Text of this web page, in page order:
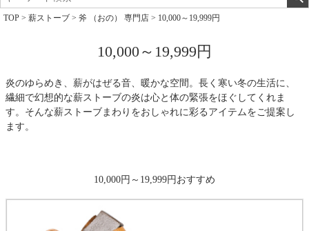
TOP 薪ストーブ 斧 （おの） 専門店 10,000～19,999円
10,000～19,999円
炎のゆらめき、薪がはぜる音、暖かな空間。長く寒い冬の生活に、
繊細で幻想的な薪ストーブの炎は心と体の緊張をほぐしてくれま
す。そんな薪ストーブまわりをおしゃれに彩るアイテムをご提案し
ます。
10,000円～19,999円おすすめ